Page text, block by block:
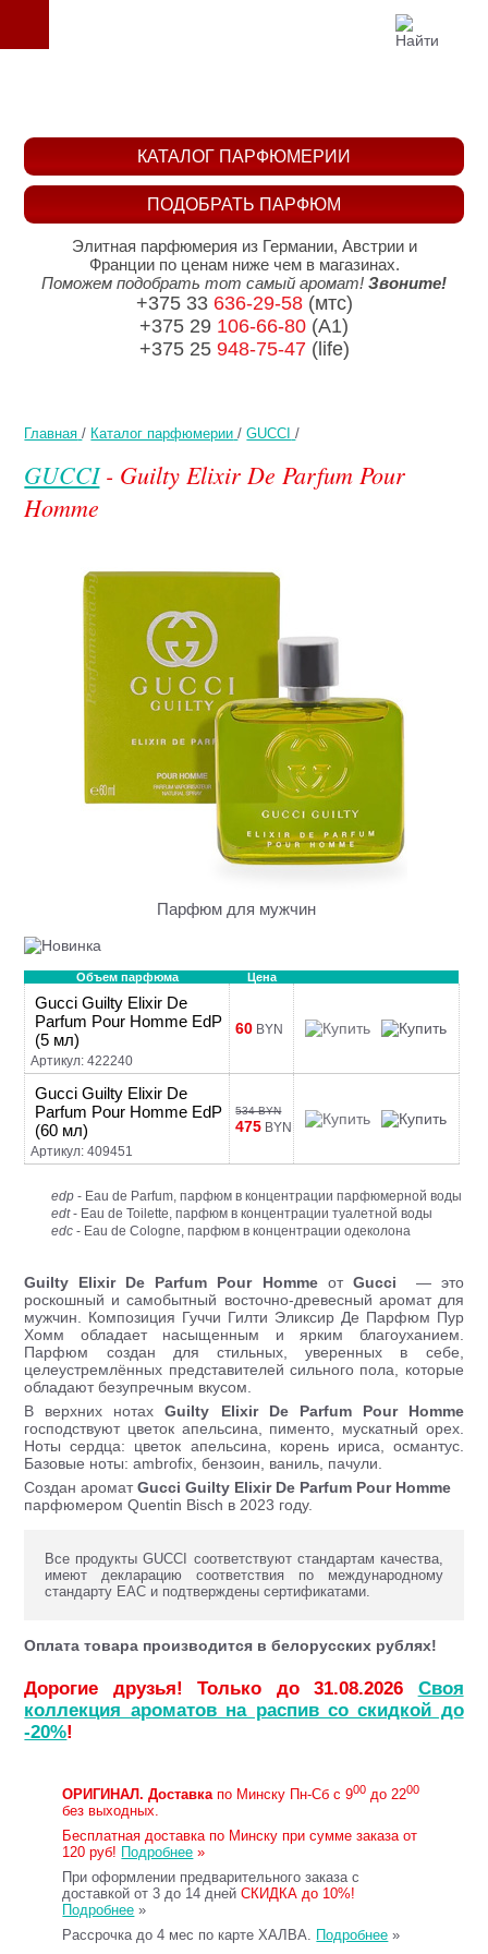
Главная / Каталог парфюмерии /GUCCI /
GUCCI- Guilty Elixir De Parfum Pour
Homme
Парфюм для мужчин
Объем парфюма Цена
Gucci Guilty Elixir De
Parfum Pour Homme EdP
(5 мл)
Артикул: 422240
60 BYN
Gucci Guilty Elixir De
Parfum Pour Homme EdP
(60 мл)
Артикул: 409451
534 BYN
475 BYN
edp - Eau de Parfum, парфюм в концентрации парфюмерной воды
edt- Eau de Toilette, парфюм в концентрации туалетной воды
edc - Eau de Cologne, парфюм в концентрации одеколона
Guilty Elixir De Parfum Pour Hommeот Gucci — это
роскошный и самобытный восточно-древесный аромат для
мужчин. Композиция Гуччи Гилти Эликсир Де Парфюм Пур
Хомм обладает насыщенным и ярким благоуханием.
Парфюм создан для стильных, уверенных в себе,
целеустремлённых представителей сильного пола, которые
обладают безупречным вкусом.
В верхних нотахGuilty Elixir De Parfum Pour Homme
господствуют цветок апельсина, пименто, мускатный орех.
Ноты сердца: цветок апельсина, корень ириса, османтус.
Базовые ноты: ambrofix, бензоин, ваниль, пачули.
Создан ароматGucci Guilty Elixir De Parfum Pour Homme
парфюмером Quentin Bisch в 2023 году.
Все продукты GUCCI соответствуют стандартам качества,
имеют декларацию соответствия по международному
стандарту ЕАС и подтверждены сертификатами.
Оплата товара производится в белорусских рублях!
Дорогие друзья! Только до 31.08.2026 Своя
коллекция ароматов на распив со скидкой до
-20%!
ОРИГИНАЛ. Доставкапо Минску Пн-Сб с 900 до 2200
без выходных.
Бесплатная доставка по Минску при сумме заказа от
120 руб! Подробнее »
При оформлении предварительного заказа с
доставкой от 3 до 14 днейСКИДКА до 10%!
Подробнее »
Рассрочка до 4 мес по карте ХАЛВА. Подробнее »
ПОДОБРАТЬ ПАРФЮМ
КАТАЛОГ ПАРФЮМЕРИИ
Элитная парфюмерия из Германии, Австрии и
Франции по ценам ниже чем в магазинах.
Поможем подобрать тот самый аромат! Звоните!
+375 33 636-29-58(мтс)
+375 29 106-66-80 (A1)
+375 25 948-75-47(life)